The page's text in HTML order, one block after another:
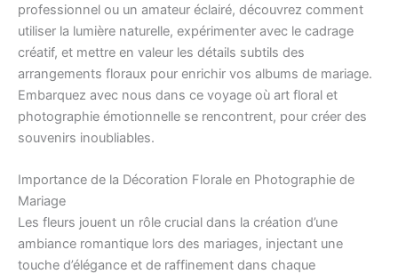
professionnel ou un amateur éclairé, découvrez comment
utiliser la lumière naturelle, expérimenter avec le cadrage
créatif, et mettre en valeur les détails subtils des
arrangements floraux pour enrichir vos albums de mariage.
Embarquez avec nous dans ce voyage où art floral et
photographie émotionnelle se rencontrent, pour créer des
souvenirs inoubliables.
Importance de la Décoration Florale en Photographie de
Mariage
Les fleurs jouent un rôle crucial dans la création d’une
ambiance romantique lors des mariages, injectant une
touche d’élégance et de raffinement dans chaque